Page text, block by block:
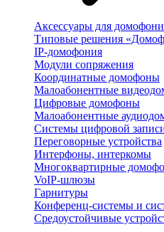
Аксессуары для
Типовые решения
IP-домофония
Модули сопряжения
Координатные домофоны
Малоабонентные
Цифровые домофоны
Малоабонентные
Системы цифровой
Переговорные устройства
Интерфоны, интеркомы
Многоквартирные
VoIP-шлюзы
Гарнитуры
Конференц-системы и
Средоустойчивые